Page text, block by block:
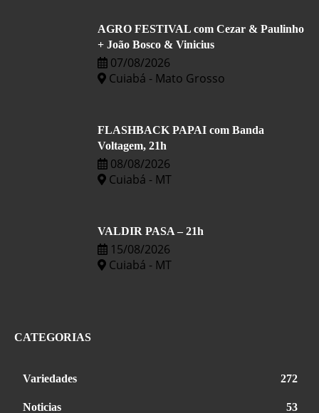
AGRO FESTIVAL com Cezar & Paulinho
+ João Bosco & Vinicius
07/08/2026
Cuiabá - Mato Grosso
FLASHBACK PAPAI com Banda
Voltagem, 21h
08/08/2026
Cuiabá - MT
VALDIR PASA – 21h
15/08/2026
Cuiabá - MT
CATEGORIAS
Variedades 272
Noticias 53